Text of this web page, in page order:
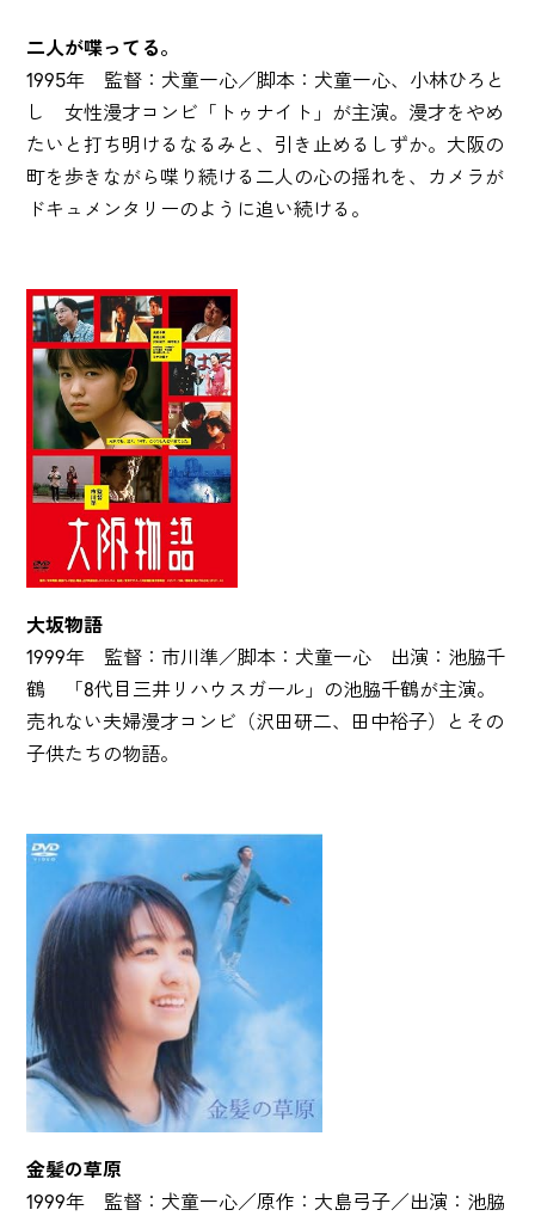
二人が喋ってる。
1995年 監督：犬童一心／脚本：犬童一心、小林ひろと
し 女性漫才コンビ「トゥナイト」が主演。漫才をやめ
たいと打ち明けるなるみと、引き止めるしずか。大阪の
町を歩きながら喋り続ける二人の心の揺れを、カメラが
ドキュメンタリーのように追い続ける。
大坂物語
1999年 監督：市川準／脚本：犬童一心 出演：池脇千
鶴 「8代目三井リハウスガール」の池脇千鶴が主演。
売れない夫婦漫才コンビ（沢田研二、田中裕子）とその
子供たちの物語。
金髪の草原
1999年 監督：犬童一心／原作：大島弓子／出演：池脇